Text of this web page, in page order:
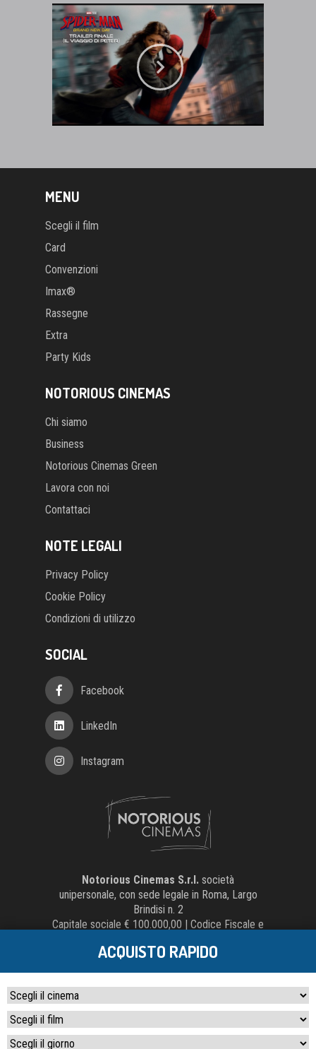
MENU
Scegli il film
Card
Convenzioni
Imax®
Rassegne
Extra
Party Kids
NOTORIOUS CINEMAS
Chi siamo
Business
Notorious Cinemas Green
Lavora con noi
Contattaci
NOTE LEGALI
Privacy Policy
Cookie Policy
Condizioni di utilizzo
SOCIAL
Facebook
LinkedIn
Instagram
Notorious Cinemas S.r.l. società
unipersonale, con sede legale in Roma, Largo
Brindisi n. 2
Capitale sociale € 100.000,00 | Codice Fiscale e
1565898
diritti riservati. Tutti i diritti riservati.
ACQUISTO RAPIDO